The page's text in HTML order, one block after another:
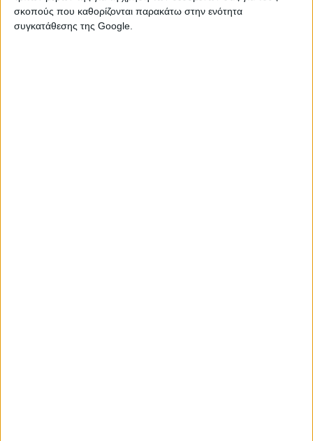
σκοπούς που καθορίζονται παρακάτω στην ενότητα
συγκατάθεσης της Google.
Δρ Εύη Γεωργιάδου, Χημικός Μηχανικός, Τομέας
Έρευνας & Ανάπτυξης, ΕΛΙΝΥΑΕ: κεντρική